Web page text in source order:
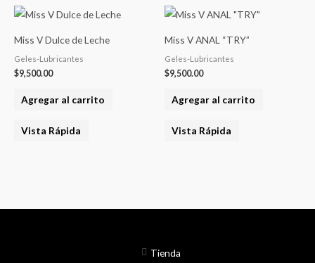
Miss V Dulce de Leche
Geles-Lubricantes
$9,500.00
Agregar al carrito
Vista Rápida
Miss V ANAL “TRY”
Geles-Lubricantes
$9,500.00
Agregar al carrito
Vista Rápida
Tienda